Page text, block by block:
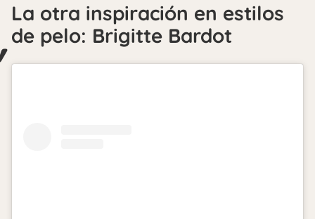
La otra inspiración en estilos
de pelo: Brigitte Bardot